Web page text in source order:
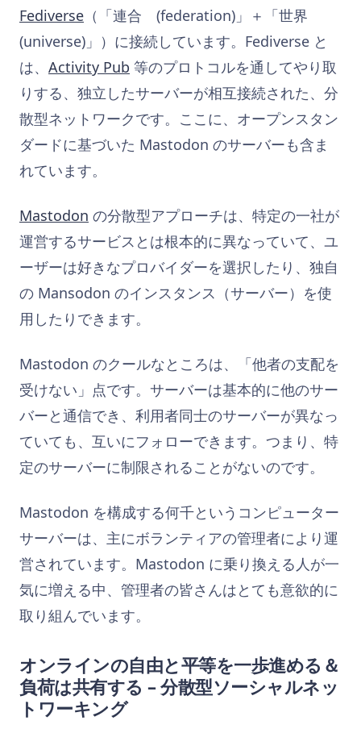
Fediverse （「連合 (federation)」＋「世界
(universe)」）に接続しています。Fediverse と
は、 Activity Pub 等のプロトコルを通してやり取
りする、独立したサーバーが相互接続された、分
散型ネットワークです。ここに、オープンスタン
ダードに基づいた Mastodon のサーバーも含ま
れています。
Mastodon の分散型アプローチは、特定の一社が
運営するサービスとは根本的に異なっていて、ユ
ーザーは好きなプロバイダーを選択したり、独自
の Mansodon のインスタンス（サーバー）を使
用したりできます。
Mastodon のクールなところは、「他者の支配を
受けない」点です。サーバーは基本的に他のサー
バーと通信でき、利用者同士のサーバーが異なっ
ていても、互いにフォローできます。つまり、特
定のサーバーに制限されることがないのです。
Mastodon を構成する何千というコンピューター
サーバーは、主にボランティアの管理者により運
営されています。Mastodon に乗り換える人が一
気に増える中、管理者の皆さんはとても意欲的に
取り組んでいます。
オンラインの自由と平等を一歩進める＆
負荷は共有する – 分散型ソーシャルネッ
トワーキング